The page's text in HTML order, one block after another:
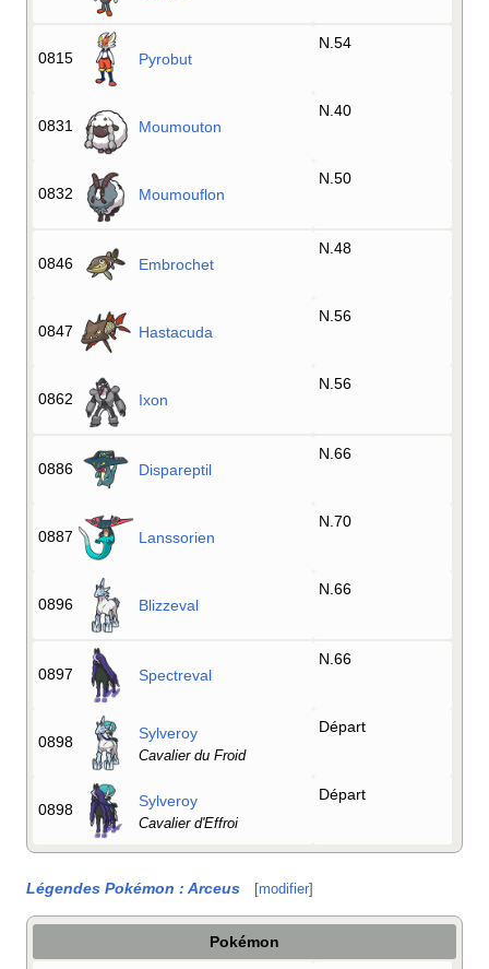
0815 Pyrobut
N.54
0831 Moumouton
N.40
0832 Moumouflon
N.50
0846 Embrochet
N.48
0847 Hastacuda
N.56
0862 Ixon
N.56
0886 Dispareptil
N.66
0887 Lanssorien
N.70
0896 Blizzeval
N.66
0897 Spectreval
N.66
0898 Sylveroy
Cavalier du Froid
Départ
0898 Sylveroy
Cavalier d'Effroi
Départ
Légendes Pokémon : Arceus [modifier]
Pokémon